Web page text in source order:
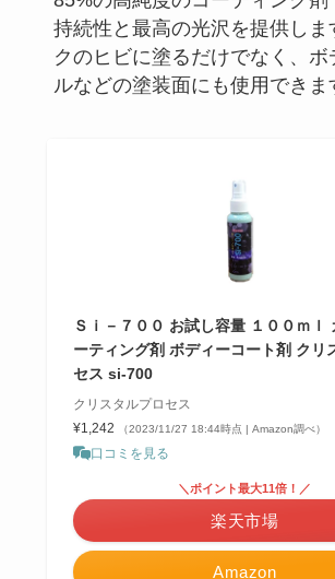
持続性と最高の光沢を提供しま
クのヒビに塗るだけでなく、
ルなどの塗装面にも使用できま
Ｓｉ－７００ お試し容量 １００ｍｌ
ーティング剤 ボディーコート剤 クリ
セス si-700
クリスタルプロセス
¥1,242
（2023/11/27 18:44時点 | Amazon調べ）
口コミを見る
Amazon
＼ポイント最大11倍！／
楽天市場